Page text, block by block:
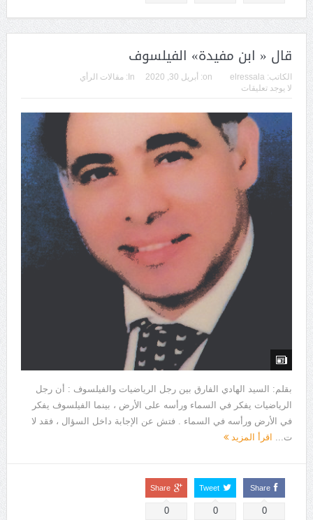
قال « ابن مفيدة» الفيلسوف
الكاتب: elressala
on: أبريل 30, 2020 In:
مقالات الرأي
لا يوجد تعليقات
بقلم: السيد الهادي الفارق بين رجل الرياضيات والفيلسوف : أن رجل
الرياضيات يفكر في السماء ورأسه على الأرض ، بينما الفيلسوف يفكر
في الأرض ورأسه في السماء . فتش عن الإجابة داخل السؤال ، فقد لا
ت... اقرأ المزيد
Share
0
Tweet
0
Share
0